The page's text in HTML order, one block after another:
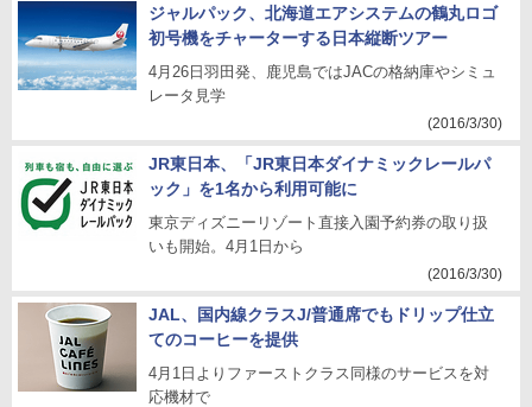
ジャルパック、北海道エアシステムの鶴丸ロゴ
初号機をチャーターする日本縦断ツアー
4月26日羽田発、鹿児島ではJACの格納庫やシミュ
レータ見学
(2016/3/30)
JR東日本、「JR東日本ダイナミックレールパ
ック」を1名から利用可能に
東京ディズニーリゾート直接入園予約券の取り扱
いも開始。4月1日から
(2016/3/30)
JAL、国内線クラスJ/普通席でもドリップ仕立
てのコーヒーを提供
4月1日よりファーストクラス同様のサービスを対
応機材で